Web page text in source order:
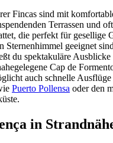
Fincas sind mit
Terrassen und
die perfekt für gesellige
Sternenhimmel geeignet
du spektakuläre
Cap de
auch schnelle Ausflüge
Puerto Pollensa oder den
in